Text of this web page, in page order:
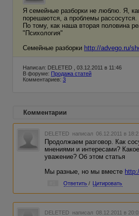
Я семейные разборки не люблю. Я,
порешаются, а проблемы рассосутся.
По тому, как наша вторая половина
"Психология"
Семейные разборки http://advego.ru/
Написал: DELETED , 03.12.2011 в 11:46
В форуме: Продажа статей
Комментариев: 3
Комментарии
DELETED написал 06.12.2011 в
Продолжаем разговор. Как
мнениями и интересами?
уважение? Об этом статья
Мы разные, но мы вместе
Ответить / Цитировать
DELETED написал 08.12.2011 в